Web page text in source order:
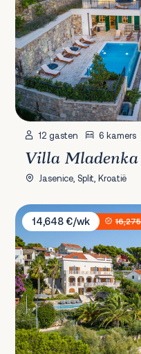
12 gasten 6 kamers
Villa Mladenka
Jasenice, Split, Kroatië
Sunset Villa Trogir
14,648 €/wk
16,275